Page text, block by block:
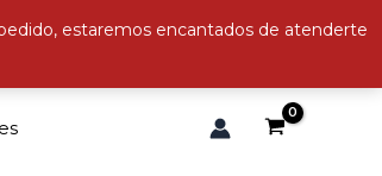
estaremos encantados de atenderte